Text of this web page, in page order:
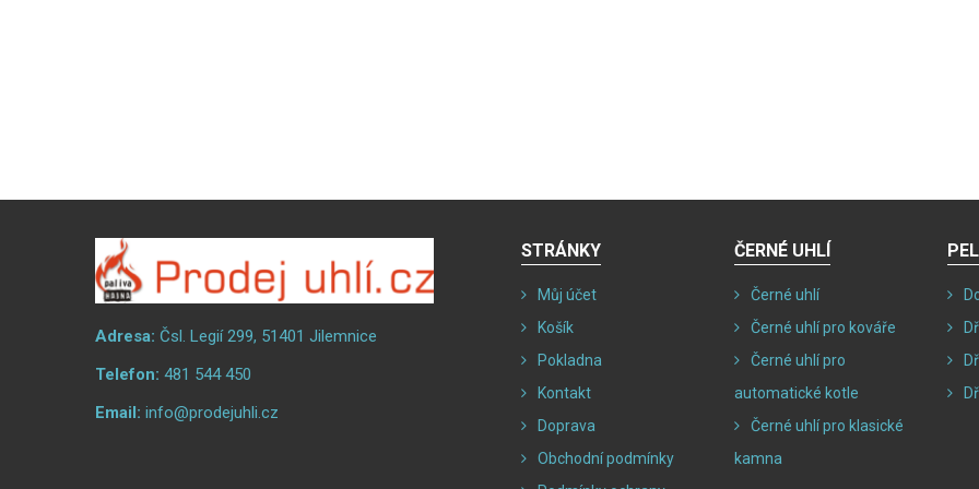
Adresa: Čsl. Legií 299, 51401 Jilemnice
Telefon: 481 544 450
Email: info@prodejuhli.cz
STRÁNKY
Můj účet
Košík
Pokladna
Kontakt
Doprava
Obchodní podmínky
ČERNÉ UHLÍ
Černé uhlí
Černé uhlí pro kováře
Černé uhlí pro
automatické kotle
Černé uhlí pro klasické
kamna